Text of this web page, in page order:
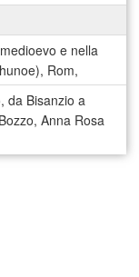
e nella
Rom,
da Bisanzio a
Anna Rosa